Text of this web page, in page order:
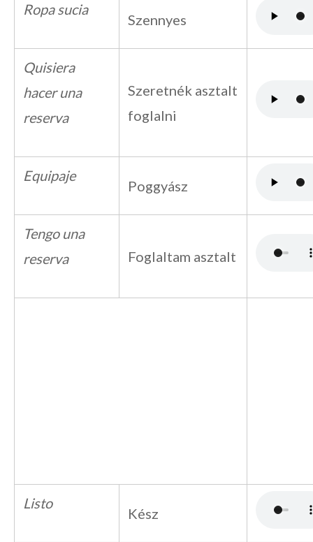
Ropa sucia
Szennyes
Quisiera
hacer una
reserva
Szeretnék asztalt
foglalni
Equipaje
Poggyász
Tengo una
reserva
Foglaltam asztalt
Listo
Kész